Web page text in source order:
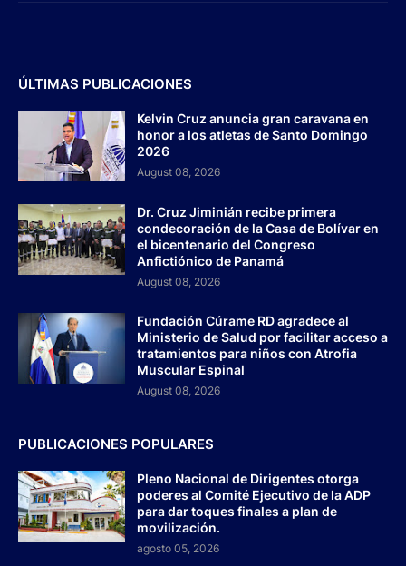
ÚLTIMAS PUBLICACIONES
Kelvin Cruz anuncia gran caravana en
honor a los atletas de Santo Domingo
2026
August 08, 2026
Dr. Cruz Jiminián recibe primera
condecoración de la Casa de Bolívar en
el bicentenario del Congreso
Anfictiónico de Panamá
August 08, 2026
Fundación Cúrame RD agradece al
Ministerio de Salud por facilitar acceso a
tratamientos para niños con Atrofia
Muscular Espinal
August 08, 2026
PUBLICACIONES POPULARES
Pleno Nacional de Dirigentes otorga
poderes al Comité Ejecutivo de la ADP
para dar toques finales a plan de
movilización.
agosto 05, 2026